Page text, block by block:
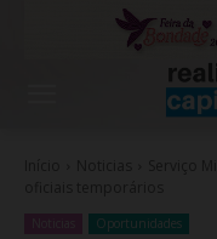
Oportunidades